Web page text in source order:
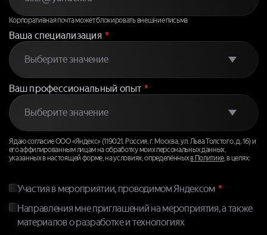
Корпоративная почта может блокировать внешние письма
Ваша специализация *
Ваш профессиональный опыт *
Я даю согласие ООО «Яндекс» (119021, Россия, г. Москва, ул. Льва Толстого, д. 16) и
его аффилированным лицам на обработку моих персональных данных,
указанных в настоящей форме, на условиях, определённыхв Политике , в целях:
Участия в мероприятии, проводимом Яндексом
Направления мне приглашений на мероприятия, а также
материалов о разработке и технологиях